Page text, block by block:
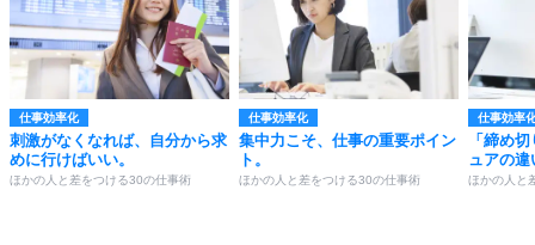
仕事効率化
刺激がなくなれば、自分から求
めに行けばいい。
ほかの人と差をつける30の仕事術
仕事効率化
集中力こそ、仕事の重要ポイン
ト。
ほかの人と差をつける30の仕事術
仕事効率
「締め
ュアの違
ほかの人と